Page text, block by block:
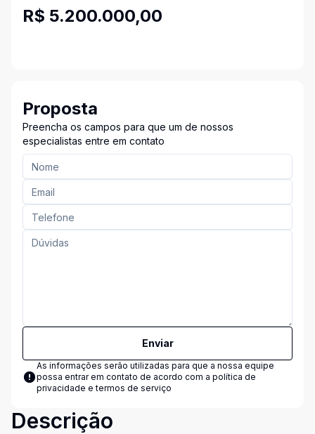
R$ 5.200.000,00
Proposta
Preencha os campos para que um de nossos
especialistas entre em contato
Enviar
As informações serão utilizadas para que a nossa equipe
possa entrar em contato de acordo com a política de
privacidade e termos de serviço
Descrição